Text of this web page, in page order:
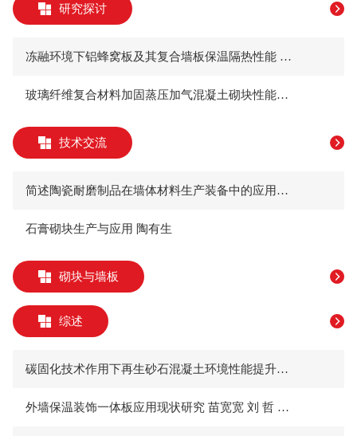
研究探讨
冻融环境下铝蜂窝板及其复合墙板保温隔热性能 张锡琳
玻璃纤维复合材料加固蒸压加气混凝土砌块性能研究 李先刚
技术交流
简述陶瓷耐磨制品在墙体材料生产装备中的应用（一） 闫开放 梁双斌 贾新泉
石膏砌块生产与应用 陶有生
砌块与墙板
综述
碳固化技术作用下再生砂石混凝土环境性能提升机理 分析 闫 艳
外墙保温装饰一体板应用现状研究 苗宽宽 刘 哲 赵庆怀